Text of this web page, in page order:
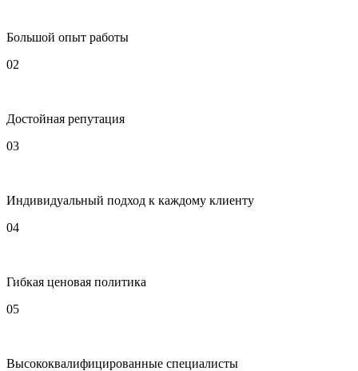
Большой опыт работы
02
Достойная репутация
03
Индивидуальный подход к каждому клиенту
04
Гибкая ценовая политика
05
Высококвалифицированные специалисты